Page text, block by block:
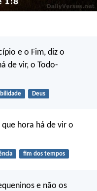
e o Fim, diz o
de vir, o Todo-
Deus
hora há de vir o
fim dos tempos
e não os